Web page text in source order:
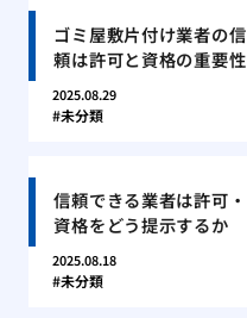
ゴミ屋敷片付け業者の信
頼は許可と資格の重要性
2025.08.29
未分類
信頼できる業者は許可・
資格をどう提示するか
2025.08.18
未分類